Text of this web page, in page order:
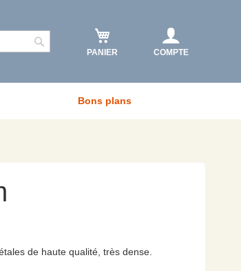
RechercherPANIER COMPTE
Bons plans
de haute qualité, très dense.